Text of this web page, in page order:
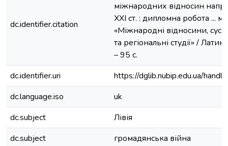
dc.identifier.citation
міжнародних відносин
ХХI ст. : дипломна робота ...
«Міжнародні відносини,
та регіональні студії» /
– 95 с.
dc.identifier.uri
https://dglib.nubip.edu.ua/
dc.language.iso
uk
dc.subject
Лівія
dc.subject
громадянська війна